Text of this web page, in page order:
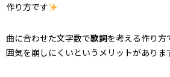
作り方です
曲に合わせた文字数で歌詞を考える作り方
囲気を崩しにくいというメリットがありま